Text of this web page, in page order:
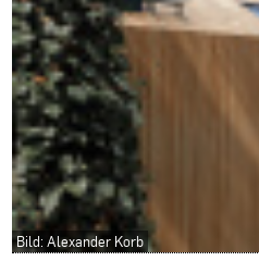
Bild: Alexander Korb